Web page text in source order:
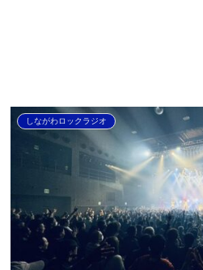
しながわロックラジオ